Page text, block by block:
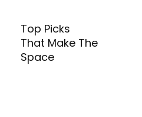
Top Picks
That Make The
Space